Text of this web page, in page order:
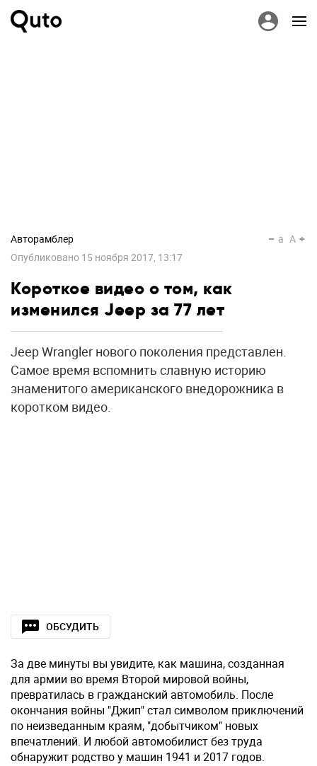
Авторамблер
Опубликовано 15 ноября 2017, 13:17
a A
Короткое видео о том, как
изменился Jeep за 77 лет
Jeep Wrangler нового поколения представлен.
Самое время вспомнить славную историю
знаменитого американского внедорожника в
коротком видео.
ОБСУДИТЬ
За две минуты вы увидите, как машина, созданная
для армии во время Второй мировой войны,
превратилась в гражданский автомобиль. После
окончания войны "Джип" стал символом приключений
по неизведанным краям, "добытчиком" новых
впечатлений. И любой автомобилист без труда
обнаружит родство у машин 1941 и 2017 годов.